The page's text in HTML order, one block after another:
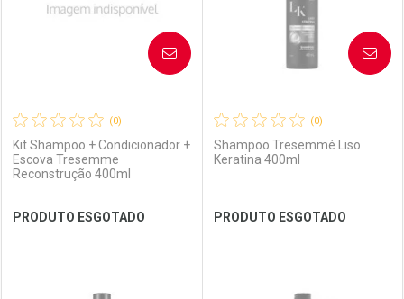
Ver Desconto Convênio Ver Desconto Convênio
(0)
Kit Shampoo + Condicionador +
Escova Tresemme
Reconstrução 400ml
PRODUTO ESGOTADO
AVISE-ME
(0)
Shampoo Tresemmé Liso
Keratina 400ml
PRODUTO ESGOTADO
AVISE-ME